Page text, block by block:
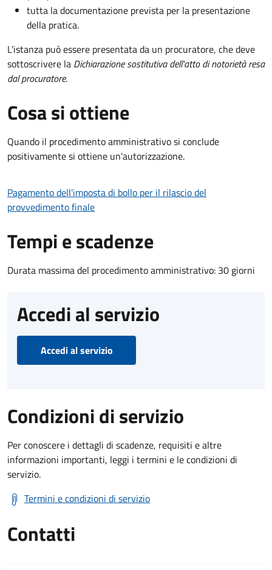
tutta la documentazione prevista per la presentazione
della pratica.
L'istanza può essere presentata da un procuratore, che deve
sottoscrivere la Dichiarazione sostitutiva dell'atto di notorietà resa
dal procuratore.
Cosa si ottiene
Quando il procedimento amministrativo si conclude
positivamente si ottiene un'autorizzazione.
Pagamento dell'imposta di bollo per il rilascio del
provvedimento finale
Tempi e scadenze
Durata massima del procedimento amministrativo: 30 giorni
Accedi al servizio
Accedi al servizio
Condizioni di servizio
Per conoscere i dettagli di scadenze, requisiti e altre
informazioni importanti, leggi i termini e le condizioni di
servizio.
Termini e condizioni di servizio
Contatti